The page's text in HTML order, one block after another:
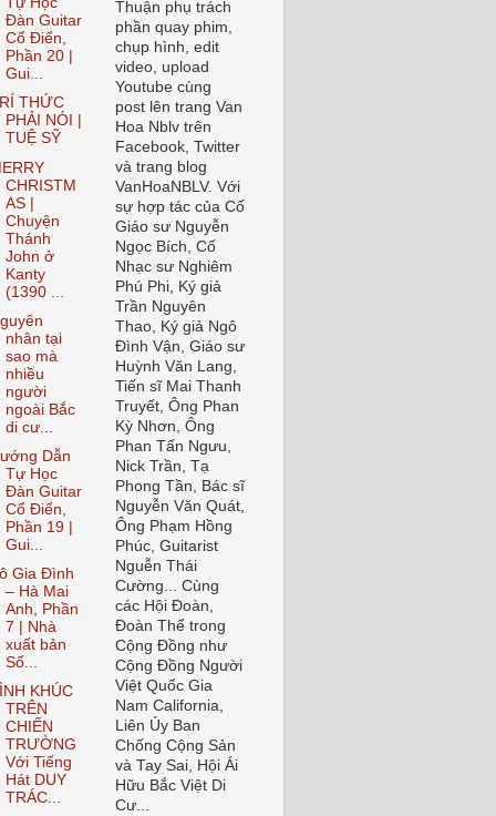
Đàn Guitar
Cổ Điển,
Phần 20 |
Gui...
THỨC
PHẢI NÓI |
TUỆ SỸ
CHRISTM
AS |
Chuyện
Thánh
John ở
Kanty
(1390 ...
nhân tại
sao mà
nhiều
người
ngoài Bắc
di cư...
Dẫn
Tự Học
Đàn Guitar
Cổ Điển,
Phần 19 |
Gui...
Gia Đình
– Hà Mai
Anh, Phần
7 | Nhà
xuất bản
Số...
KHÚC
TRÊN
CHIẾN
TRƯỜNG
Với Tiếng
Hát DUY
TRÁC...
Thuận phụ trách
phần quay phim,
chụp hình, edit
video, upload
Youtube cùng
post lên trang Van
Hoa Nblv trên
Facebook, Twitter
và trang blog
VanHoaNBLV. Với
sự hợp tác của Cố
Giáo sư Nguyễn
Ngọc Bích, Cố
Nhạc sư Nghiêm
Phú Phi, Ký giả
Trần Nguyên
Thao, Ký giả Ngô
Đình Vận, Giáo sư
Huỳnh Văn Lang,
Tiến sĩ Mai Thanh
Truyết, Ông Phan
Kỳ Nhơn, Ông
Phan Tấn Ngưu,
Nick Trần, Tạ
Phong Tần, Bác sĩ
Nguyễn Văn Quát,
Ông Phạm Hồng
Phúc, Guitarist
Nguễn Thái
Cường... Cùng
các Hội Đoàn,
Đoàn Thể trong
Cộng Đồng như
Cộng Đồng Người
Việt Quốc Gia
Nam California,
Liên Ủy Ban
Chống Cộng Sản
và Tay Sai, Hội Ái
Hữu Bắc Việt Di
Cư...